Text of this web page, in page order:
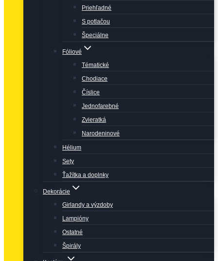
Priehľadné
S potlačou
Špeciálne
Fóliové
Tématické
Chodiace
Číslice
Jednofarebné
Zvieratká
Narodeninové
Hélium
Sety
Ťažítka a doplnky
Dekorácie
Girlandy a výzdoby
Lampióny
Ostatné
Špirály